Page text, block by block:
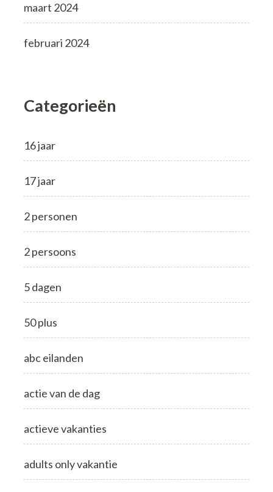
maart 2024
februari 2024
Categorieën
16 jaar
17 jaar
2 personen
2 persoons
5 dagen
50 plus
abc eilanden
actie van de dag
actieve vakanties
adults only vakantie